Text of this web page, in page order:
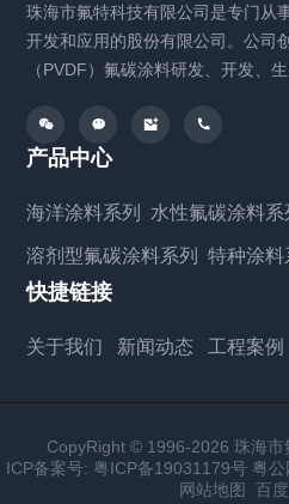
珠海市氟特科技有限公司是专门从
开发和应用的股份有限公司。公司
（PVDF）氟碳涂料研发、开发、
产品中心
海洋涂料系列 水性氟碳涂料系
溶剂型氟碳涂料系列 特种涂料
快捷链接
关于我们 新闻动态 工程案例
CopyRight © 1996-2026 珠海
ICP备案号: 粤ICP备19031179号 粤
网站地图
百